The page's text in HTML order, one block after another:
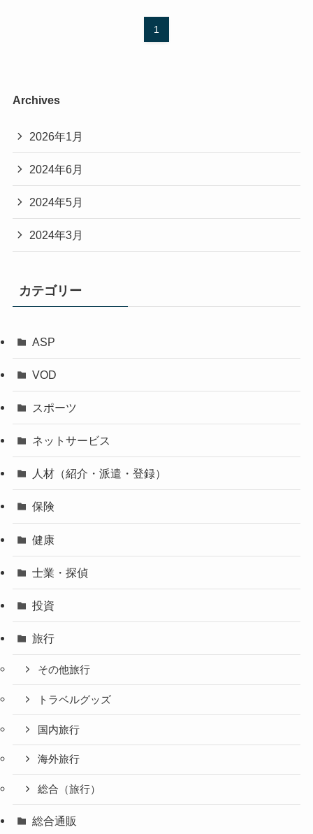
1
Archives
2026年1月
2024年6月
2024年5月
2024年3月
カテゴリー
ASP
VOD
スポーツ
ネットサービス
人材（紹介・派遣・登録）
保険
健康
士業・探偵
投資
旅行
その他旅行
トラベルグッズ
国内旅行
海外旅行
総合（旅行）
総合通販